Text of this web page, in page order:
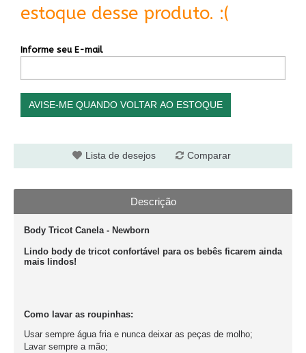
estoque desse produto. :(
Informe seu E-mail
AVISE-ME QUANDO VOLTAR AO ESTOQUE
Lista de desejos Comparar
Descrição
Body Tricot Canela - Newborn
Lindo body de tricot confortável para os bebês ficarem ainda
mais lindos!
Como lavar as roupinhas:
Usar sempre água fria e nunca deixar as peças de molho;
Lavar sempre a mão;